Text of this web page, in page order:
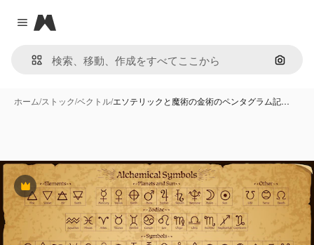
Close menu
Magnific
画像で
ホーム/ストック/ベクトル/エソテリックと魔術の金術のペンタグラム記…
Premium